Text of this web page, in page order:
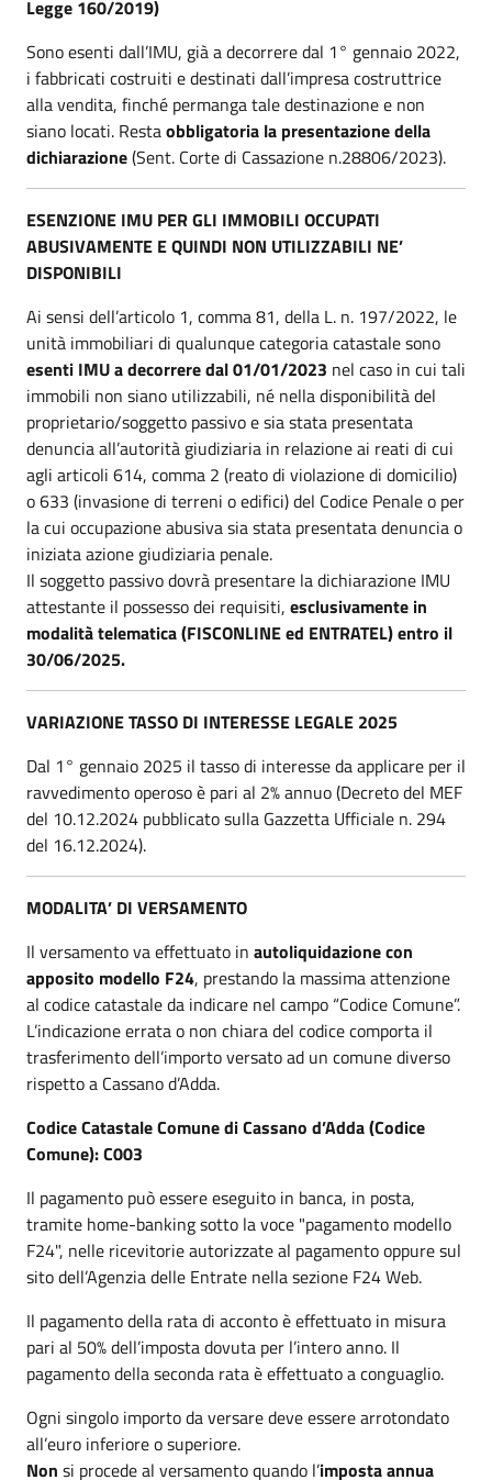
Legge 160/2019)
Sono esenti dall’IMU, già a decorrere dal 1° gennaio 2022,
i fabbricati costruiti e destinati dall’impresa costruttrice
alla vendita, finché permanga tale destinazione e non
siano locati. Restaobbligatoria la presentazione della
dichiarazione(Sent. Corte di Cassazione n.28806/2023).
ESENZIONE IMU PER GLI IMMOBILI OCCUPATI
ABUSIVAMENTE E QUINDI NON UTILIZZABILI NE’
DISPONIBILI
Ai sensi dell’articolo 1, comma 81, della L. n. 197/2022, le
unità immobiliari di qualunque categoria catastale sono
esenti IMU a decorrere dal 01/01/2023 nel caso in cui tali
immobili non siano utilizzabili, né nella disponibilità del
proprietario/soggetto passivo e sia stata presentata
denuncia all’autorità giudiziaria in relazione ai reati di cui
agli articoli 614, comma 2 (reato di violazione di domicilio)
o 633 (invasione di terreni o edifici) del Codice Penale o per
la cui occupazione abusiva sia stata presentata denuncia o
iniziata azione giudiziaria penale.
Il soggetto passivo dovrà presentare la dichiarazione IMU
attestante il possesso dei requisiti, esclusivamente in
modalità telematica (FISCONLINE ed ENTRATEL) entro il
30/06/2025.
VARIAZIONE TASSO DI INTERESSE LEGALE 2025
Dal 1° gennaio 2025 il tasso di interesse da applicare per il
ravvedimento operoso è pari al 2% annuo (Decreto del MEF
del 10.12.2024 pubblicato sulla Gazzetta Ufficiale n. 294
del 16.12.2024).
MODALITA’ DI VERSAMENTO
Il versamento va effettuato in autoliquidazione con
apposito modello F24, prestando la massima attenzione
al codice catastale da indicare nel campo “Codice Comune”.
L’indicazione errata o non chiara del codice comporta il
trasferimento dell’importo versato ad un comune diverso
rispetto a Cassano d’Adda.
Codice Catastale Comune di Cassano d’Adda (Codice
Comune): C003
Il pagamento può essere eseguito in banca, in posta,
tramite home-banking sotto la voce "pagamento modello
F24", nelle ricevitorie autorizzate al pagamento oppure sul
sito dell’Agenzia delle Entrate nella sezione F24 Web.
Il pagamento della rata di acconto è effettuato in misura
pari al 50% dell’imposta dovuta per l’intero anno. Il
pagamento della seconda rata è effettuato a conguaglio.
Ogni singolo importo da versare deve essere arrotondato
all’euro inferiore o superiore.
Non si procede al versamento quando l’imposta annua